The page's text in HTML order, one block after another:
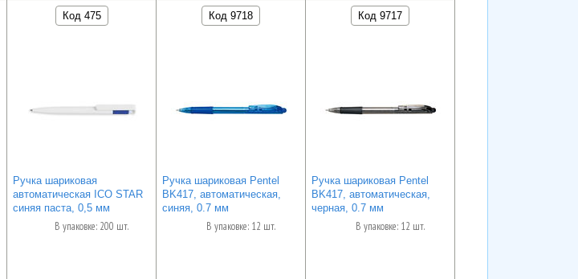
Код 475
Ручка шариковая
автоматическая ICO STAR
синяя паста, 0,5 мм
В упаковке: 200 шт.
Код 9718
Ручка шариковая Pentel
BK417, автоматическая,
синяя, 0.7 мм
В упаковке: 12 шт.
Код 9717
Ручка шариковая Pentel
BK417, автоматическая,
черная, 0.7 мм
В упаковке: 12 шт.